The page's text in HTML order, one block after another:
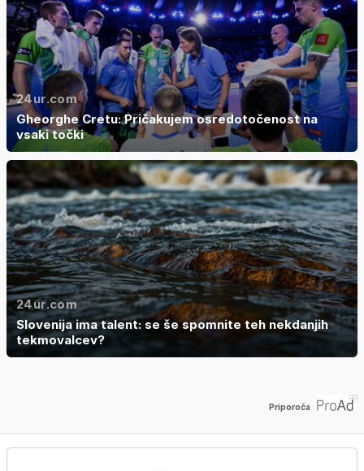
24ur.com
Gheorghe Cretu: Pričakujem osredotočenost na
vsaki točki
24ur.com
Slovenija ima talent: se še spomnite teh nekdanjih
tekmovalcev?
Priporoča